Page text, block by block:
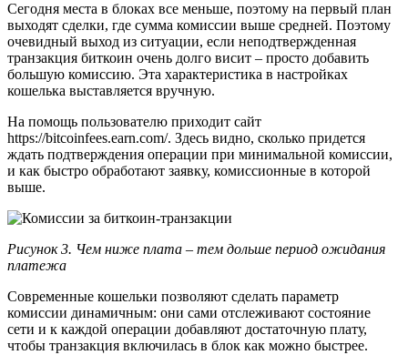
Сегодня места в блоках все меньше, поэтому на первый план
выходят сделки, где сумма комиссии выше средней. Поэтому
очевидный выход из ситуации, если неподтвержденная
транзакция биткоин очень долго висит – просто добавить
большую комиссию. Эта характеристика в настройках
кошелька выставляется вручную.
На помощь пользователю приходит сайт
https://bitcoinfees.earn.com/. Здесь видно, сколько придется
ждать подтверждения операции при минимальной комиссии,
и как быстро обработают заявку, комиссионные в которой
выше.
Рисунок 3. Чем ниже плата – тем дольше период ожидания
платежа
Современные кошельки позволяют сделать параметр
комиссии динамичным: они сами отслеживают состояние
сети и к каждой операции добавляют достаточную плату,
чтобы транзакция включилась в блок как можно быстрее.